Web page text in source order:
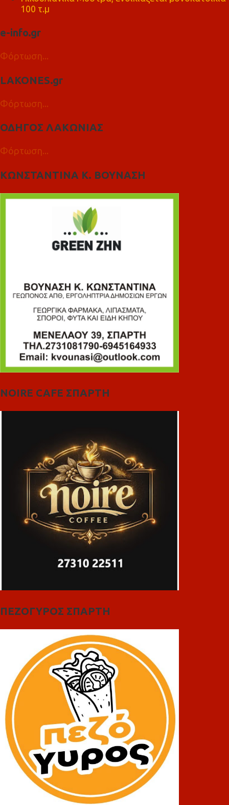
100 τ.μ
e-info.gr
Φόρτωση...
LAKONES.gr
Φόρτωση...
ΟΔΗΓΟΣ ΛΑΚΩΝΙΑΣ
Φόρτωση...
ΚΩΝΣΤΑΝΤΙΝΑ Κ. ΒΟΥΝΑΣΗ
NOIRE CAFE ΣΠΑΡΤΗ
ΠΕΖΟΓΥΡΟΣ ΣΠΑΡΤΗ